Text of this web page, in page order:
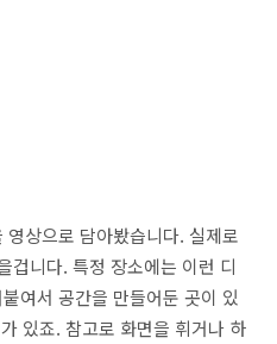
상으로 담아봤습니다. 실제로
겁니다. 특정 장소에는 이런 디
여서 공간을 만들어둔 곳이 있
있죠. 참고로 화면을 휘거나 하